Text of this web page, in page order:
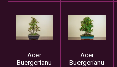
Acer
Buergerianu
Acer
Buergerianu